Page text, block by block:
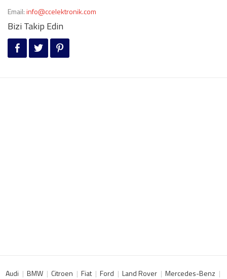
Email:info@ccelektronik.com
Bizi Takip Edin
Audi BMW Citroen Fiat Ford Land Rover
Mercedes-Benz